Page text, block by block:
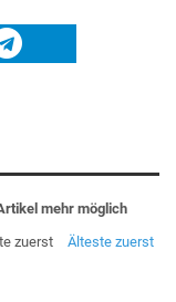
mehr möglich
zuerst
Älteste zuerst